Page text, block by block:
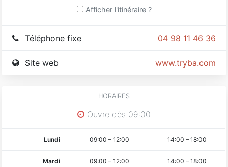
Afficher l'itinéraire ?
04 98 11 46 36
Téléphone fixe
www.tryba.com
Site web
HORAIRES
Ouvre dès 09:00
Lundi 09:00 – 12:00 14:00 – 18:00
Mardi 09:00 – 12:00 14:00 – 18:00